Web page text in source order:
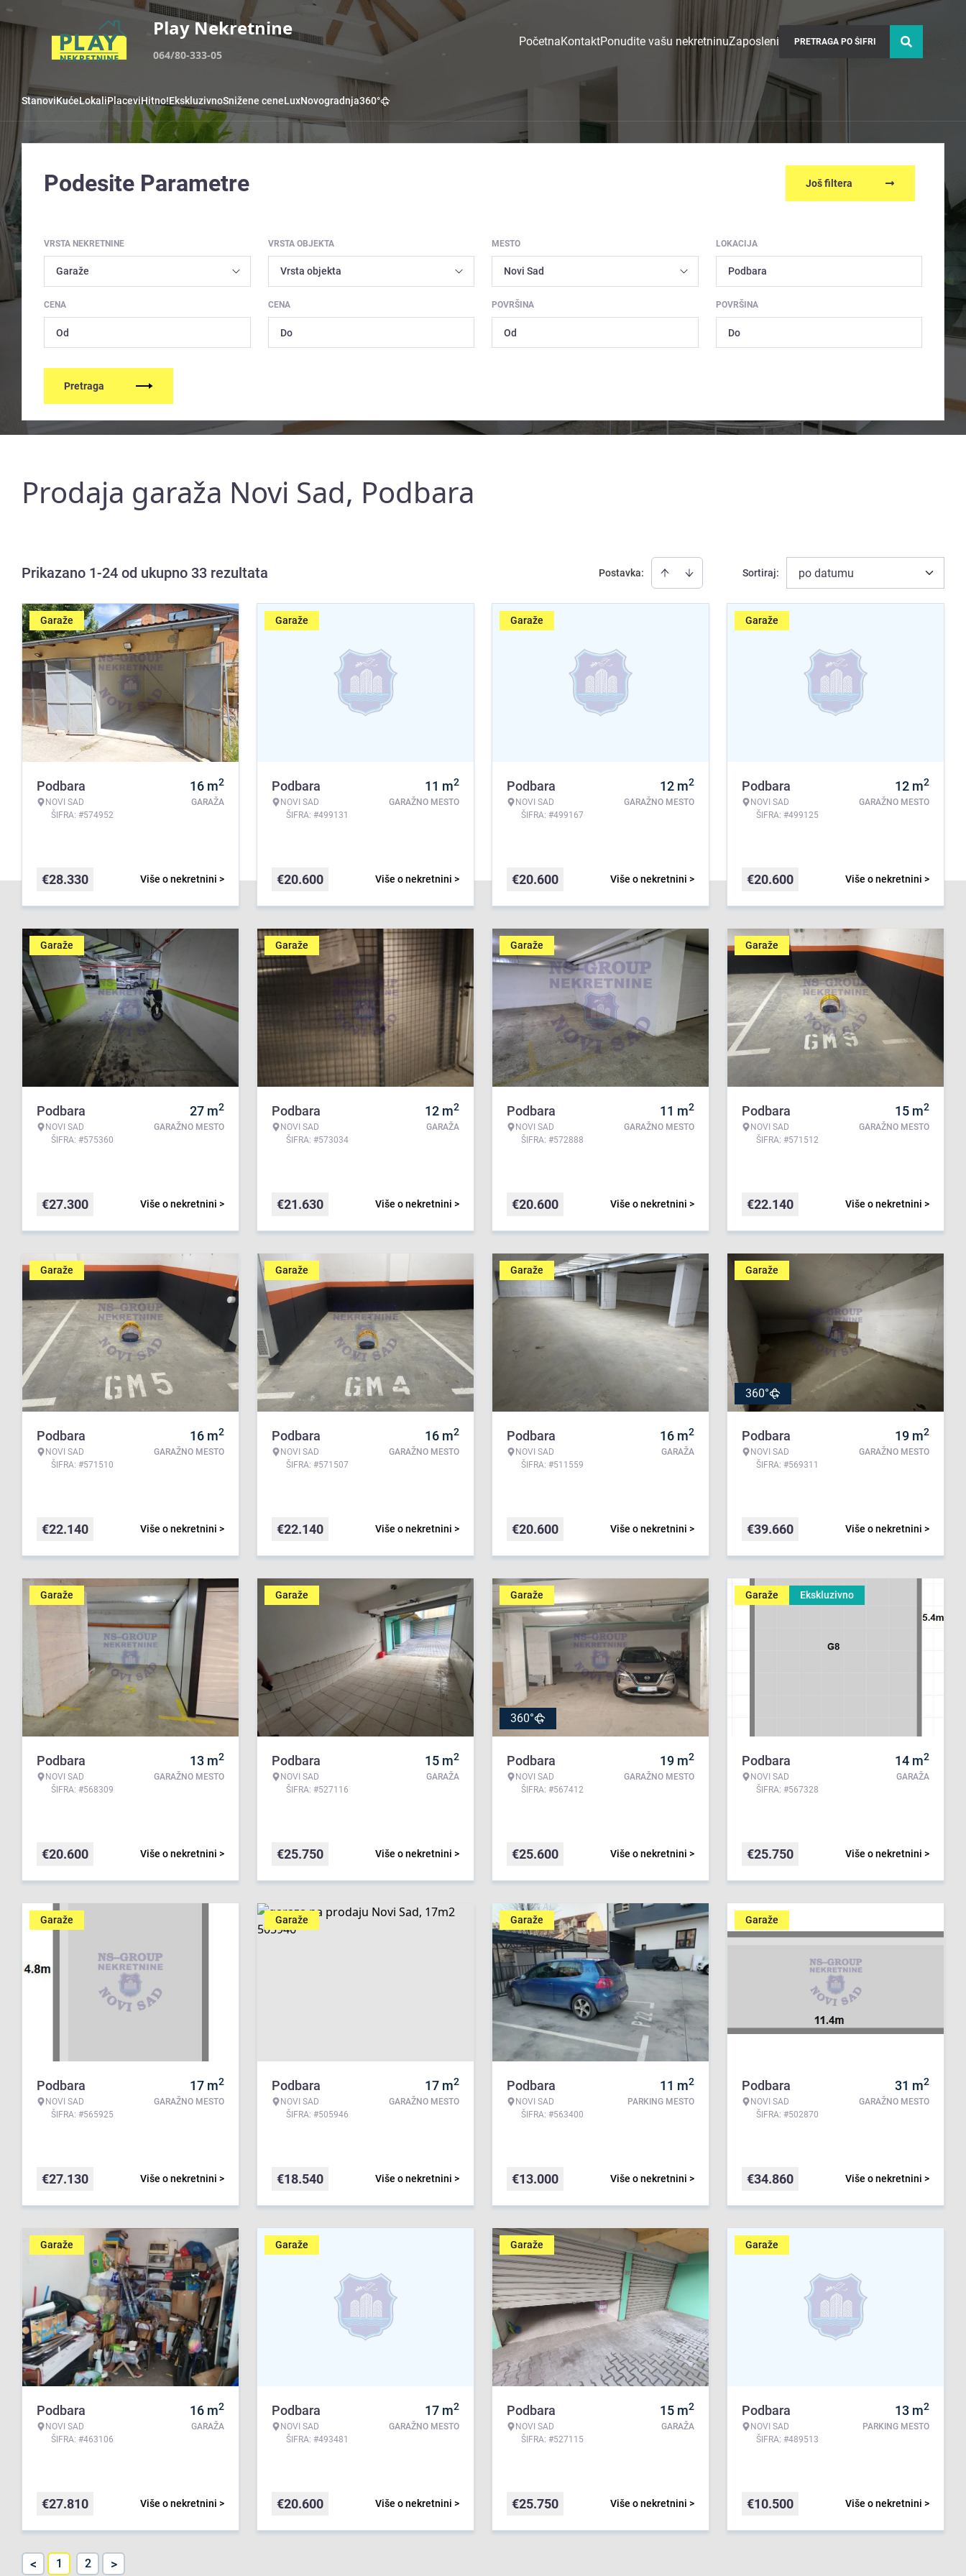
Play Nekretnine
064/80-333-05
PočetnaKontaktPonudite vašu nekretninuZaposleni
StanoviKućeLokaliPlaceviHitno!EkskluzivnoSnižene ceneLuxNovogradnja360°
Podesite Parametre Još filtera
VRSTA NEKRETNINE VRSTA OBJEKTA MESTO LOKACIJA
Podbara
CENA CENA POVRŠINA POVRŠINA
Pretraga
Prodaja garaža Novi Sad, Podbara
Prikazano 1-24 od ukupno 33 rezultata Postavka: Sortiraj: po datumu
Garaže
Podbara
NOVI SAD
ŠIFRA: #574952
16 m2
GARAŽA
Više o nekretnini >
€28.330
Garaže
Podbara
NOVI SAD
ŠIFRA: #499131
11 m2
GARAŽNO MESTO
Više o nekretnini >
€20.600
Garaže
Podbara
NOVI SAD
ŠIFRA: #499167
12 m2
GARAŽNO MESTO
Više o nekretnini >
€20.600
Garaže
Podbara
NOVI SAD
ŠIFRA: #499125
12 m2
GARAŽNO MESTO
Više o nekretnini >
€20.600
Garaže
Podbara
NOVI SAD
ŠIFRA: #575360
27 m2
GARAŽNO MESTO
Više o nekretnini >
€27.300
Garaže
Podbara
NOVI SAD
ŠIFRA: #573034
12 m2
GARAŽA
Više o nekretnini >
€21.630
Garaže
Podbara
NOVI SAD
ŠIFRA: #572888
11 m2
GARAŽNO MESTO
Više o nekretnini >
€20.600
Garaže
Podbara
NOVI SAD
ŠIFRA: #571512
15 m2
GARAŽNO MESTO
Više o nekretnini >
€22.140
Garaže
Podbara
NOVI SAD
ŠIFRA: #571510
16 m2
GARAŽNO MESTO
Više o nekretnini >
€22.140
Garaže
Podbara
NOVI SAD
ŠIFRA: #571507
16 m2
GARAŽNO MESTO
Više o nekretnini >
€22.140
Garaže
Podbara
NOVI SAD
ŠIFRA: #511559
16 m2
GARAŽA
Više o nekretnini >
€20.600
Garaže
360°
Podbara
NOVI SAD
ŠIFRA: #569311
19 m2
GARAŽNO MESTO
Više o nekretnini >
€39.660
Garaže
Podbara
NOVI SAD
ŠIFRA: #568309
13 m2
GARAŽNO MESTO
Više o nekretnini >
€20.600
Garaže
Podbara
NOVI SAD
ŠIFRA: #527116
15 m2
GARAŽA
Više o nekretnini >
€25.750
Garaže
360°
Podbara
NOVI SAD
ŠIFRA: #567412
19 m2
GARAŽNO MESTO
Više o nekretnini >
€25.600
Garaže Ekskluzivno
Podbara
NOVI SAD
ŠIFRA: #567328
14 m2
GARAŽA
Više o nekretnini >
€25.750
Garaže
Podbara
NOVI SAD
ŠIFRA: #565925
17 m2
GARAŽNO MESTO
Više o nekretnini >
€27.130
Garaže
Podbara
NOVI SAD
ŠIFRA: #505946
17 m2
GARAŽNO MESTO
Više o nekretnini >
€18.540
Garaže
Podbara
NOVI SAD
ŠIFRA: #563400
11 m2
PARKING MESTO
Više o nekretnini >
€13.000
Garaže
Podbara
NOVI SAD
ŠIFRA: #502870
31 m2
GARAŽNO MESTO
Više o nekretnini >
€34.860
Garaže
Podbara
NOVI SAD
ŠIFRA: #463106
16 m2
GARAŽA
Više o nekretnini >
€27.810
Garaže
Podbara
NOVI SAD
ŠIFRA: #493481
17 m2
GARAŽNO MESTO
Više o nekretnini >
€20.600
Garaže
Podbara
NOVI SAD
ŠIFRA: #527115
15 m2
GARAŽA
Više o nekretnini >
€25.750
Garaže
Podbara
NOVI SAD
ŠIFRA: #489513
13 m2
PARKING MESTO
Više o nekretnini >
€10.500
< 1 2 >